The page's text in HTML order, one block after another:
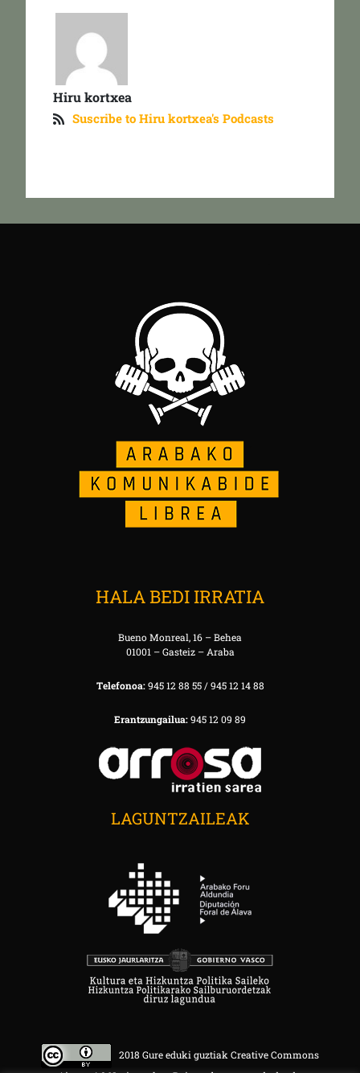
Hiru kortxea
Suscribe to Hiru kortxea's Podcasts
HALA BEDI IRRATIA
Bueno Monreal, 16 – Behea
01001 – Gasteiz – Araba
Telefonoa:945 12 88 55 / 945 12 14 88
Erantzungailua:945 12 09 89
LAGUNTZAILEAK
2018 Gure eduki guztiak Creative Commons